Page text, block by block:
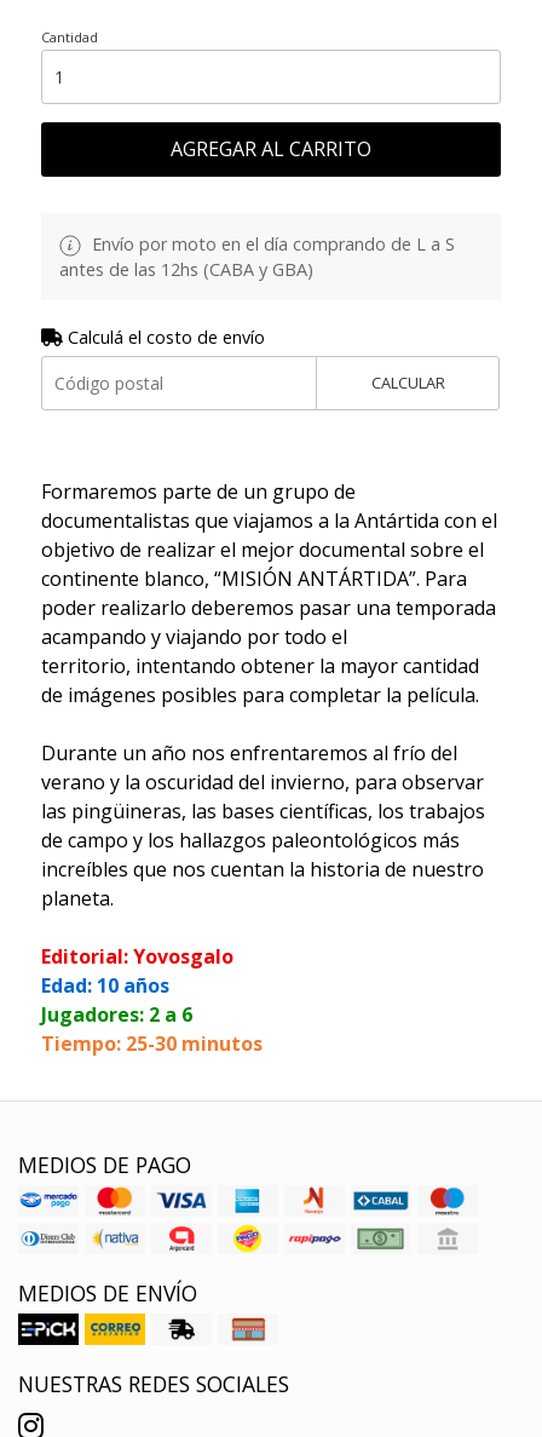
Cantidad
AGREGAR AL CARRITO
Envío por moto en el día comprando de L a S
antes de las 12hs (CABA y GBA)
Calculá el costo de envío
CALCULAR
Formaremos parte de un grupo de
documentalistas que viajamos a la Antártida con el
objetivo de realizar el mejor documental sobre el
continente blanco, “MISIÓN ANTÁRTIDA”. Para
poder realizarlo deberemos pasar una temporada
acampando y viajando por todo el
territorio, intentando obtener la mayor cantidad
de imágenes posibles para completar la película.
Durante un año nos enfrentaremos al frío del
verano y la oscuridad del invierno, para observar
las pingüineras, las bases científicas, los trabajos
de campo y los hallazgos paleontológicos más
increíbles que nos cuentan la historia de nuestro
planeta.
Editorial: Yovosgalo
Edad: 10 años
Jugadores: 2 a 6
Tiempo: 25-30 minutos
MEDIOS DE PAGO
MEDIOS DE ENVÍO
NUESTRAS REDES SOCIALES